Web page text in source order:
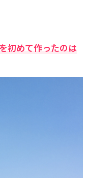
初めて作ったのは